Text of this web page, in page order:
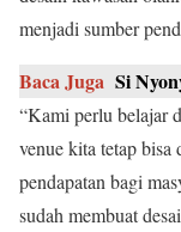
menjadi sumber
Baca Juga Si
“Kami perlu belajar
venue kita tetap bisa
pendapatan bagi
sudah membuat